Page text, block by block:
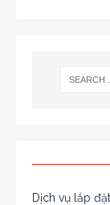
Dịch vụ lắp